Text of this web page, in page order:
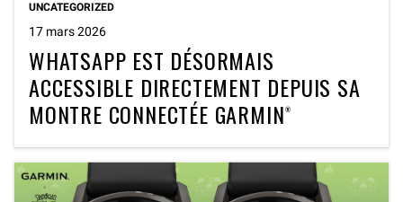
UNCATEGORIZED
17 mars 2026
WHATSAPP EST DÉSORMAIS
ACCESSIBLE DIRECTEMENT DEPUIS SA
MONTRE CONNECTÉE GARMIN®